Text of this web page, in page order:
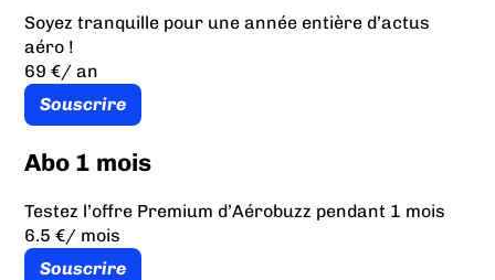
Soyez tranquille pour une année entière d’actus
aéro !
69 €/ an
Souscrire
Abo 1 mois
Testez l’offre Premium d’Aérobuzz pendant 1 mois
6.5 €/ mois
Souscrire